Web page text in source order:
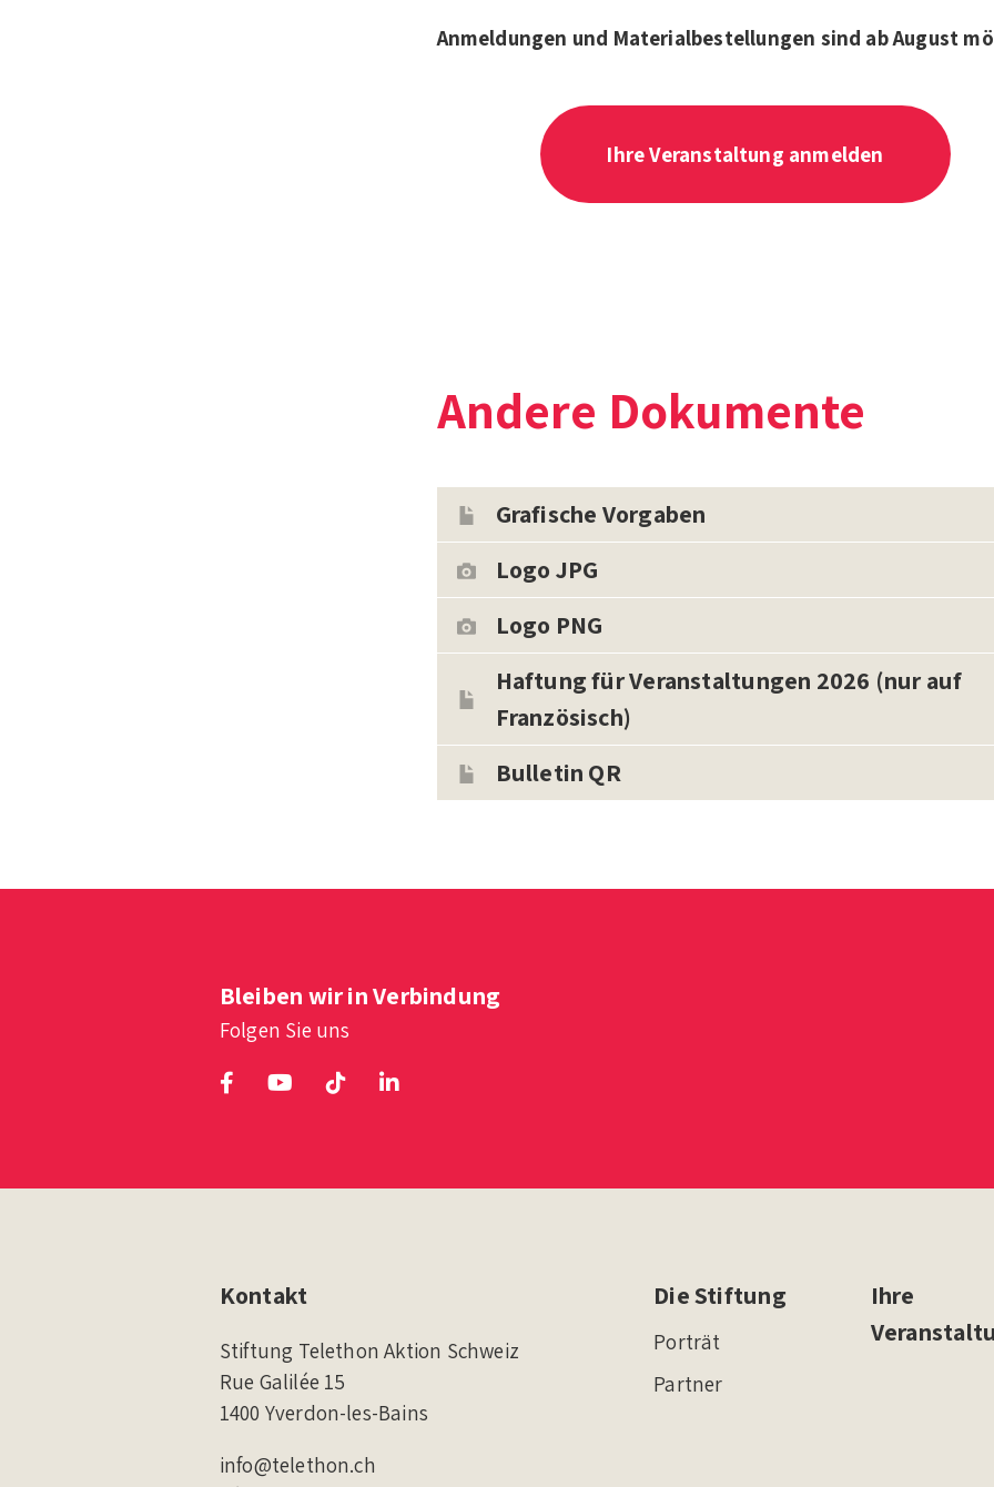
Anmeldungen und Materialbestellungen sind ab August
Ihre Veranstaltung anmelden
Andere Dokumente
Grafische Vorgaben
Logo JPG
Logo PNG
Haftung für Veranstaltungen 2026 (nur auf
Französisch)
Bulletin QR
Bleiben wir in Verbindung
Folgen Sie uns
Kontakt
Stiftung Telethon Aktion Schweiz
Rue Galilée 15
1400 Yverdon-les-Bains
info@telethon.ch
Die Stiftung
Porträt
Partner
Ihre